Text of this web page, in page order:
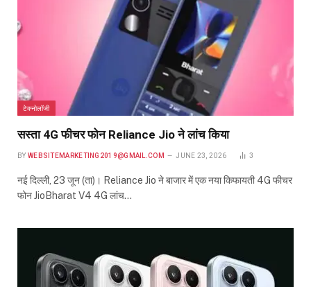
टेक्नोलॉजी
सस्ता 4G फीचर फोन Reliance Jio ने लांच किया
BY WEBSITEMARKETING2019@GMAIL.COM JUNE 23, 2026 3
नई दिल्ली, 23 जून (ता)। Reliance Jio ने बाजार में एक नया किफायती 4G फीचर
फोन JioBharat V4 4G लांच…